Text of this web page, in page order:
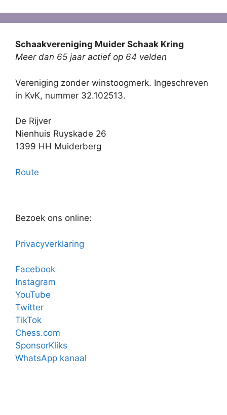
Schaakvereniging Muider Schaak Kring
Meer dan 65 jaar actief op 64 velden
Vereniging zonder winstoogmerk. Ingeschreven
in KvK, nummer 32.102513.
De Rijver
Nienhuis Ruyskade 26
1399 HH Muiderberg
Route
Bezoek ons online:
Privacyverklaring
Facebook
Instagram
YouTube
Twitter
TikTok
Chess.com
SponsorKliks
WhatsApp kanaal